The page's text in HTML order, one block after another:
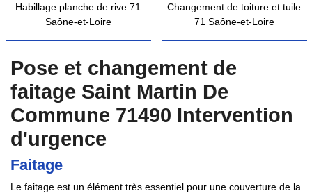
Habillage planche de rive 71
Saône-et-Loire
Changement de toiture et tuile
71 Saône-et-Loire
Pose et changement de
faitage Saint Martin De
Commune 71490 Intervention
d'urgence
Faitage
Le faitage est un élément très essentiel pour une couverture de la